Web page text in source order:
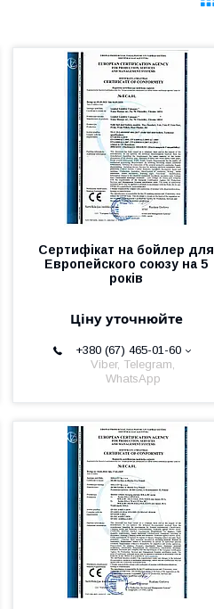
Сертифікат на бойлер для
Европейского союзу на 5
років
Ціну уточнюйте
+380 (67) 465-01-60
Viber, Telegram,
WhatsApp